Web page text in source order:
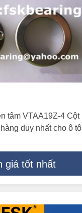
tâm VTAA19Z-4 Cột
duy nhất cho ô tô
giá tốt nhất